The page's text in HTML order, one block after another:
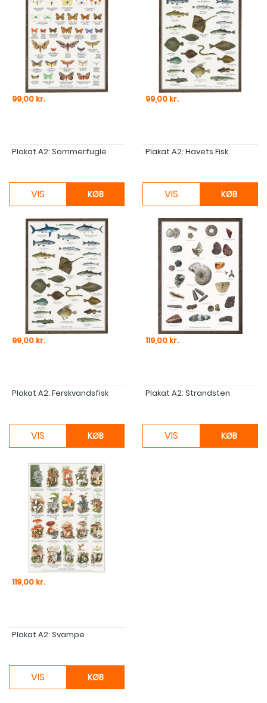
Pris
99,00 kr.
Plakat A2: Sommerfugle
VIS KØB
Pris
99,00 kr.
Plakat A2: Havets Fisk
VIS KØB
Pris
99,00 kr.
Plakat A2: Ferskvandsfisk
VIS KØB
Pris
119,00 kr.
Plakat A2: Strandsten
VIS KØB
Pris
119,00 kr.
Plakat A2: Svampe
VIS KØB